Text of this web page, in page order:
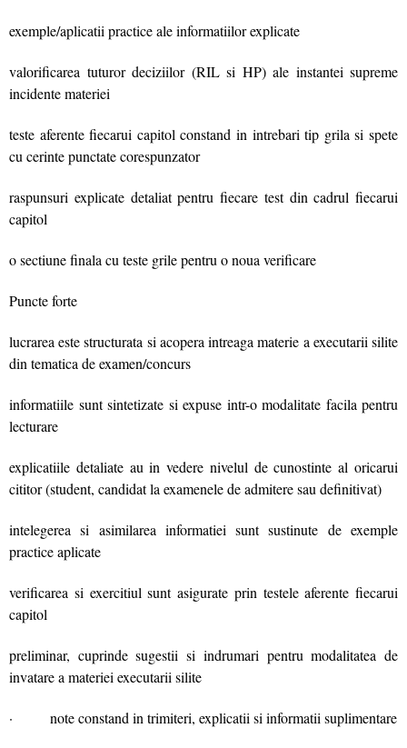
exemple/aplicatii practice ale informatiilor explicate
valorificarea tuturor deciziilor (RIL si HP) ale instantei supreme
incidente materiei
teste aferente fiecarui capitol constand in intrebari tip grila si spete
cu cerinte punctate corespunzator
raspunsuri explicate detaliat pentru fiecare test din cadrul fiecarui
capitol
o sectiune finala cu teste grile pentru o noua verificare
Puncte forte
lucrarea este structurata si acopera intreaga materie a executarii silite
din tematica de examen/concurs
informatiile sunt sintetizate si expuse intr-o modalitate facila pentru
lecturare
explicatiile detaliate au in vedere nivelul de cunostinte al oricarui
cititor (student, candidat la examenele de admitere sau definitivat)
intelegerea si asimilarea informatiei sunt sustinute de exemple
practice aplicate
verificarea si exercitiul sunt asigurate prin testele aferente fiecarui
capitol
preliminar, cuprinde sugestii si indrumari pentru modalitatea de
invatare a materiei executarii silite
· note constand in trimiteri, explicatii si informatii suplimentare